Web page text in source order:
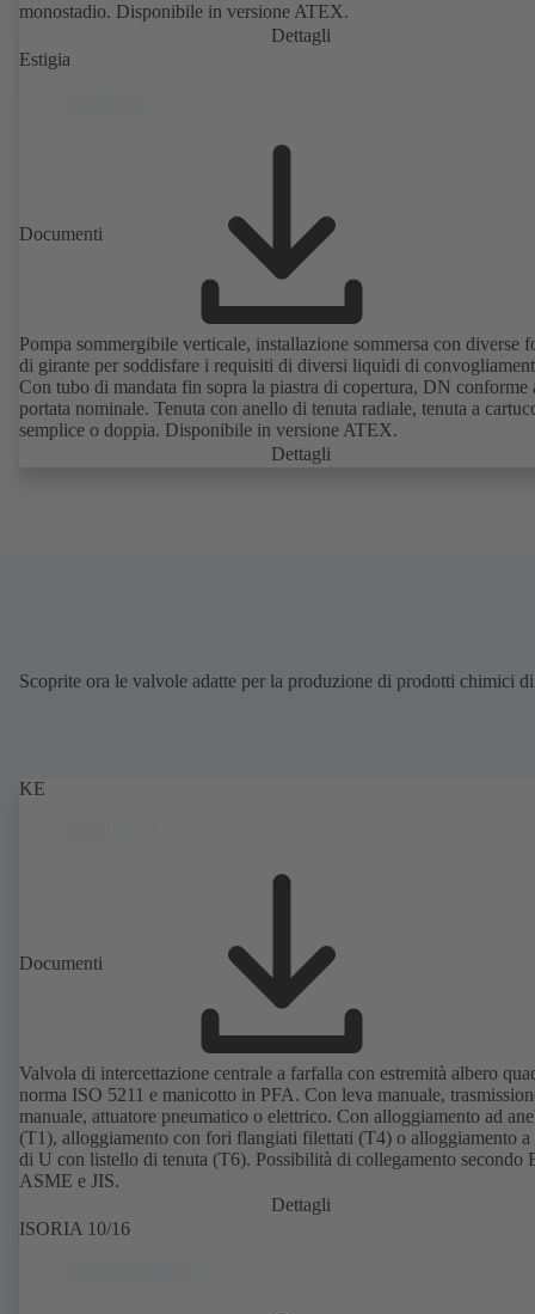
monostadio. Disponibile in versione ATEX.
Dettagli
Estigia
Documenti
Pompa sommergibile verticale, installazione sommersa con diverse
di girante per soddisfare i requisiti di diversi liquidi di
Con tubo di mandata fin sopra la piastra di copertura, DN conforme
portata nominale. Tenuta con anello di tenuta radiale, tenuta a
semplice o doppia. Disponibile in versione ATEX.
Dettagli
Scoprite ora le valvole adatte per la produzione di prodotti chimici di
KE
Documenti
Valvola di intercettazione centrale a farfalla con estremità albero
norma ISO 5211 e manicotto in PFA. Con leva manuale,
manuale, attuatore pneumatico o elettrico. Con alloggiamento ad
(T1), alloggiamento con fori flangiati filettati (T4) o alloggiamento a
di U con listello di tenuta (T6). Possibilità di collegamento secondo
ASME e JIS.
Dettagli
ISORIA 10/16